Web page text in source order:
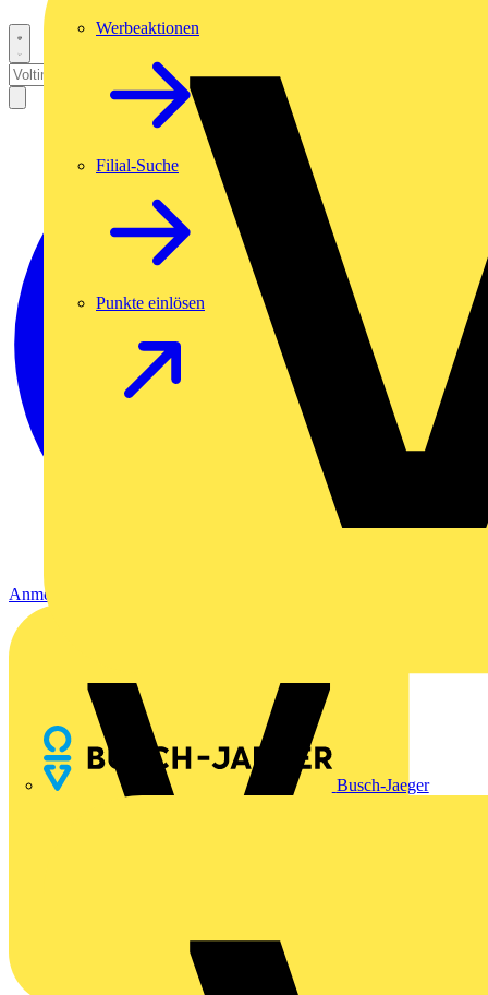
Busch-Jaeger
Werbeaktionen
Filial-Suche
Punkte einlösen
Anmelden